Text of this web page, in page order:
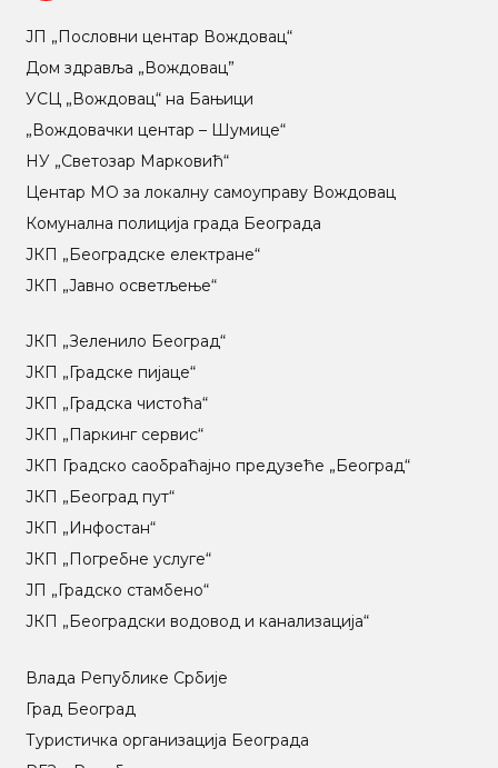
ЈП „Пословни центар Вождовац“
Дом здравља „Вождовац”
УСЦ „Вождовац“ на Бањици
„Вождовачки центар – Шумице“
НУ „Светозар Марковић“
Центар МO за локалну самоуправу Вождовац
Комунална полиција града Београда
ЈКП „Београдске електране“
ЈКП „Јавно осветљење“
ЈКП „Зеленило Београд“
ЈКП „Градске пијаце“
ЈКП „Градска чистоћа“
ЈКП „Паркинг сервис“
ЈКП Градско саобраћајно предузеће „Београд“
ЈКП „Београд пут“
ЈКП „Инфостан“
ЈКП „Погребне услуге“
ЈП „Градско стамбено“
ЈКП „Београдски водовод и канализација“
Влада Републике Србије
Град Београд
Туристичка организација Београда